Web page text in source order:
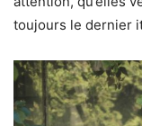
toujours le dernier